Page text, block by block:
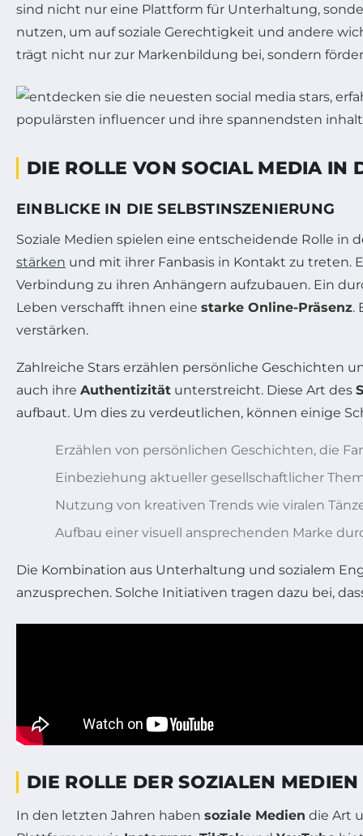
sind nicht nur eine Plattform für Unterhaltung,
nutzen, um auf soziale Gerechtigkeit und andere
trägt nicht nur zur Markenbildung bei, sondern
DIE ROLLE VON SOCIAL MEDIA IN
EINBLICKE IN DIE SELBSTINSZENIERUNG
Soziale Medien spielen eine entscheidende Rolle
stärken und mit ihrer Fanbasis in Kontakt zu treten.
Verbindung zu ihren Anhängern aufzubauen. Ein
Leben verschafft ihnen eine starke Online-Präsenz.
verstärken.
Zahlreiche Stars erzählen persönliche Geschichten
auch ihre Authentizität unterstreicht. Diese Art des
aufbaut. Um dies zu verdeutlichen, können einige
Erzählen von persönlichen Geschichten, die
Einbeziehung aktueller gesellschaftlicher
Nutzung von kreativen Trends wie viralen
Aufbau einer visuell ansprechenden Marke
Die Kombination aus Unterhaltung und sozialem
anzusprechen. Solche Initiativen tragen dazu bei,
DIE ROLLE DER SOZIALEN
In den letzten Jahren haben soziale Medien die Art